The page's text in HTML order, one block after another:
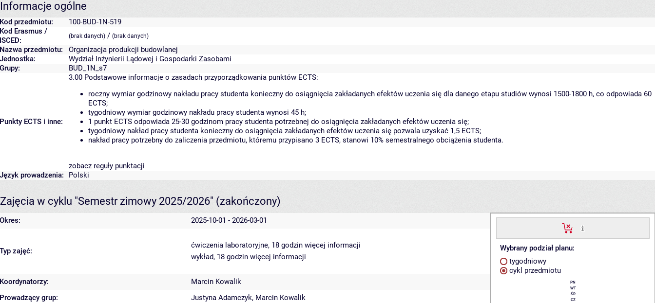
Informacje ogólne
Kod przedmiotu:
100-BUD-1N-519
Kod Erasmus /
ISCED:
(brak danych) / (brak danych)
Nazwa przedmiotu:
Organizacja produkcji budowlanej
Jednostka:
Wydział Inżynierii Lądowej i Gospodarki Zasobami
Grupy:
BUD_1N_s7
Punkty ECTS i inne:
3.00 Podstawowe informacje o zasadach przyporządkowania punktów ECTS:
roczny wymiar godzinowy nakładu pracy studenta konieczny do osiągnięcia zakładanych efektów uczenia się dla danego etapu studiów wynosi 1500-1800 h, co odpowiada 60
ECTS;
tygodniowy wymiar godzinowy nakładu pracy studenta wynosi 45 h;
1 punkt ECTS odpowiada 25-30 godzinom pracy studenta potrzebnej do osiągnięcia zakładanych efektów uczenia się;
tygodniowy nakład pracy studenta konieczny do osiągnięcia zakładanych efektów uczenia się pozwala uzyskać 1,5 ECTS;
nakład pracy potrzebny do zaliczenia przedmiotu, któremu przypisano 3 ECTS, stanowi 10% semestralnego obciążenia studenta.
zobacz reguły punktacji
Język prowadzenia:
Polski
Zajęcia w cyklu "Semestr zimowy 2025/2026" (zakończony)
Okres: 2025-10-01 - 2026-03-01
Wybrany podział planu:
tygodniowy
cykl przedmiotu
PN
WT
ŚR
CZ
Typ zajęć:
ćwiczenia laboratoryjne, 18 godzin więcej informacji
wykład, 18 godzin więcej informacji
Koordynatorzy:
Marcin Kowalik
Prowadzący grup:
Justyna Adamczyk, Marcin Kowalik